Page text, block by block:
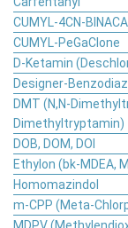
CUMYL-4CN-BINACA
CUMYL-PeGaClone
D-Ketamin
Designer-
DMT (N,N-
Dimethyltryptamin)
DOB, DOM, DOI
Ethylon (bk-MDEA,
Homomazindol
m-CPP (Meta-
MDPV